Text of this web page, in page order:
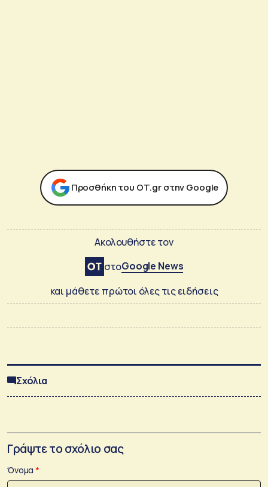
Προσθήκη του ΟΤ.gr στην Google
Ακολουθήστε τον
στοGoogle News
και μάθετε πρώτοι όλες τις ειδήσεις
Σχόλια
Γράψτε το σχόλιο σας
Όνομα